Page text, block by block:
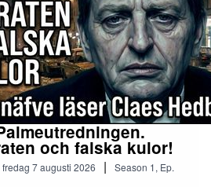
#filmetablissemanget
#svtpol #svt #expressen #politik
#gjutarenäfve #argamannen
#Regeringen
#gjutarenäfve #södermalm
#rivastockholm
och falska kulor!
fredag 7 augusti 2026 | Season 1, Ep.